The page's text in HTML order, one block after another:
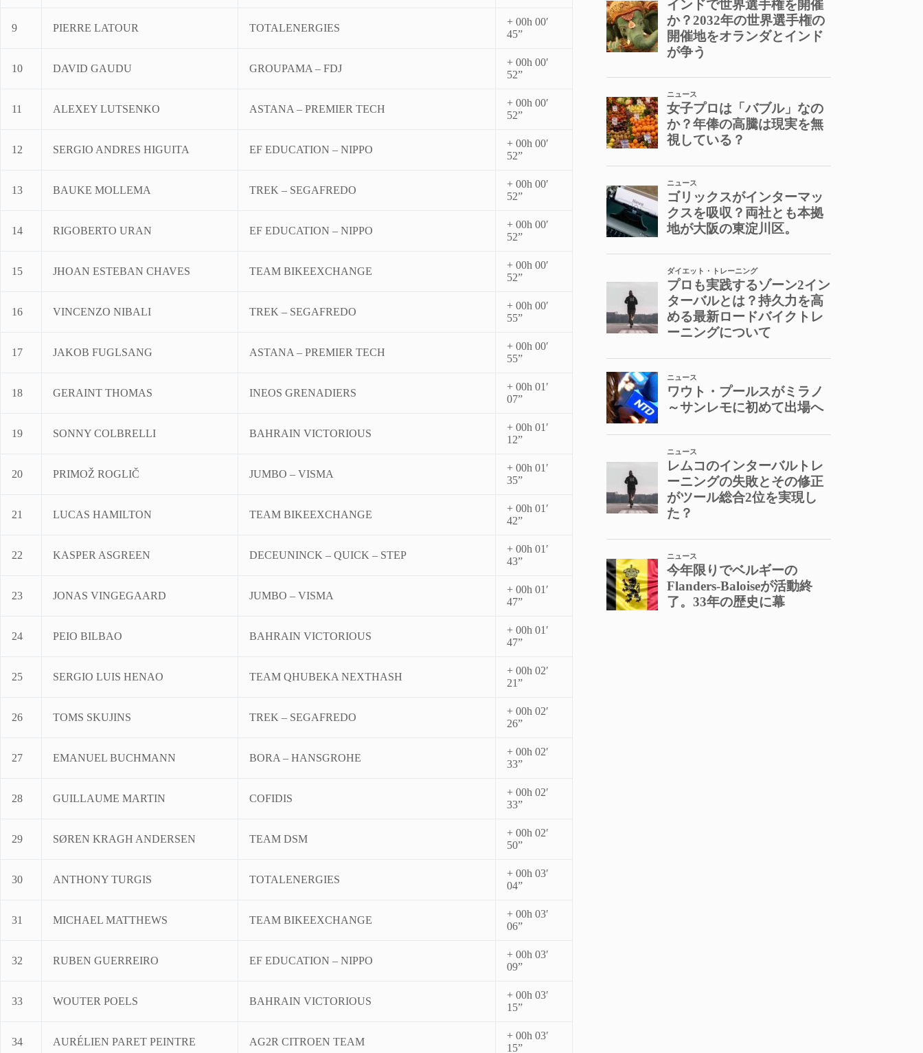
9 PIERRE LATOUR TOTALENERGIES
+ 00h 00′
45”
10 DAVID GAUDU GROUPAMA – FDJ
+ 00h 00′
52”
11 ALEXEY LUTSENKO ASTANA – PREMIER TECH
+ 00h 00′
52”
12 SERGIO ANDRES HIGUITA EF EDUCATION – NIPPO
+ 00h 00′
52”
13 BAUKE MOLLEMA TREK – SEGAFREDO
+ 00h 00′
52”
14 RIGOBERTO URAN EF EDUCATION – NIPPO
+ 00h 00′
52”
15 JHOAN ESTEBAN CHAVES TEAM BIKEEXCHANGE
+ 00h 00′
52”
16 VINCENZO NIBALI TREK – SEGAFREDO
+ 00h 00′
55”
17 JAKOB FUGLSANG ASTANA – PREMIER TECH
+ 00h 00′
55”
18 GERAINT THOMAS INEOS GRENADIERS
+ 00h 01′
07”
19 SONNY COLBRELLI BAHRAIN VICTORIOUS
+ 00h 01′
12”
20 PRIMOŽ ROGLIČ JUMBO – VISMA
+ 00h 01′
35”
21 LUCAS HAMILTON TEAM BIKEEXCHANGE
+ 00h 01′
42”
22 KASPER ASGREEN DECEUNINCK – QUICK – STEP
+ 00h 01′
43”
23 JONAS VINGEGAARD JUMBO – VISMA
+ 00h 01′
47”
24 PEIO BILBAO BAHRAIN VICTORIOUS
+ 00h 01′
47”
25 SERGIO LUIS HENAO TEAM QHUBEKA NEXTHASH
+ 00h 02′
21”
26 TOMS SKUJINS TREK – SEGAFREDO
+ 00h 02′
26”
27 EMANUEL BUCHMANN BORA – HANSGROHE
+ 00h 02′
33”
28 GUILLAUME MARTIN COFIDIS
+ 00h 02′
33”
29 SØREN KRAGH ANDERSEN TEAM DSM
+ 00h 02′
50”
30 ANTHONY TURGIS TOTALENERGIES
+ 00h 03′
04”
31 MICHAEL MATTHEWS TEAM BIKEEXCHANGE
+ 00h 03′
06”
32 RUBEN GUERREIRO EF EDUCATION – NIPPO
+ 00h 03′
09”
33 WOUTER POELS BAHRAIN VICTORIOUS
+ 00h 03′
15”
34 AURÉLIEN PARET PEINTRE AG2R CITROEN TEAM
+ 00h 03′
15”